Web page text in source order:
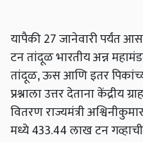
यापैकी 27 जानेवारी पर्यंत
टन तांदूळ भारतीय अन्न
तांदूळ, ऊस आणि इतर
प्रश्नाला उत्तर देताना केंद्रीय
वितरण राज्यमंत्री
मध्ये 433.44 लाख टन